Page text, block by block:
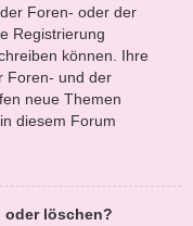
Foren- oder der
Registrierung
können. Ihre
Foren- und der
neue Themen
diesem Forum
oder löschen?